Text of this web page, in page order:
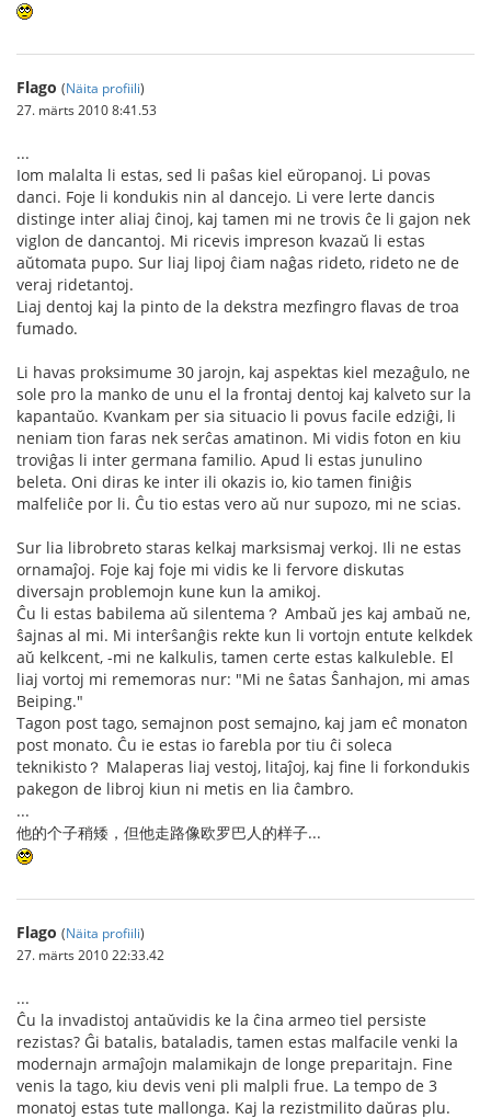
Flago (Näita profiili)
27. märts 2010 8:41.53
...
Iom malalta li estas, sed li paŝas kiel eŭropanoj. Li povas
danci. Foje li kondukis nin al dancejo. Li vere lerte dancis
distinge inter aliaj ĉinoj, kaj tamen mi ne trovis ĉe li gajon nek
viglon de dancantoj. Mi ricevis impreson kvazaŭ li estas
aŭtomata pupo. Sur liaj lipoj ĉiam naĝas rideto, rideto ne de
veraj ridetantoj.
Liaj dentoj kaj la pinto de la dekstra mezfingro flavas de troa
fumado.
Li havas proksimume 30 jarojn, kaj aspektas kiel mezaĝulo, ne
sole pro la manko de unu el la frontaj dentoj kaj kalveto sur la
kapantaŭo. Kvankam per sia situacio li povus facile edziĝi, li
neniam tion faras nek serĉas amatinon. Mi vidis foton en kiu
troviĝas li inter germana familio. Apud li estas junulino
beleta. Oni diras ke inter ili okazis io, kio tamen finiĝis
malfeliĉe por li. Ĉu tio estas vero aŭ nur supozo, mi ne scias.
Sur lia librobreto staras kelkaj marksismaj verkoj. Ili ne estas
ornamaĵoj. Foje kaj foje mi vidis ke li fervore diskutas
diversajn problemojn kune kun la amikoj.
Ĉu li estas babilema aŭ silentema？ Ambaŭ jes kaj ambaŭ ne,
ŝajnas al mi. Mi interŝanĝis rekte kun li vortojn entute kelkdek
aŭ kelkcent, -mi ne kalkulis, tamen certe estas kalkuleble. El
liaj vortoj mi rememoras nur: "Mi ne ŝatas Ŝanhajon, mi amas
Beiping."
Tagon post tago, semajnon post semajno, kaj jam eĉ monaton
post monato. Ĉu ie estas io farebla por tiu ĉi soleca
teknikisto？ Malaperas liaj vestoj, litaĵoj, kaj fine li forkondukis
pakegon de libroj kiun ni metis en lia ĉambro.
...
他的个子稍矮，但他走路像欧罗巴人的样子...
Flago (Näita profiili)
27. märts 2010 22:33.42
...
Ĉu la invadistoj antaŭvidis ke la ĉina armeo tiel persiste
rezistas? Ĝi batalis, bataladis, tamen estas malfacile venki la
modernajn armaĵojn malamikajn de longe preparitajn. Fine
venis la tago, kiu devis veni pli malpli frue. La tempo de 3
monatoj estas tute mallonga. Kaj la rezistmilito daŭras plu.